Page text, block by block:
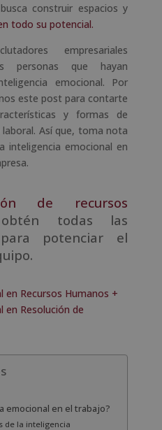
construir espacios y
todo su potencial.
empresariales
personas que hayan
emocional. Por
este post para contarte
y formas de
Así que, toma nota
inteligencia emocional en
de recursos
todas las
potenciar el
en Recursos Humanos +
en Resolución de
emocional en el trabajo?
de la inteligencia